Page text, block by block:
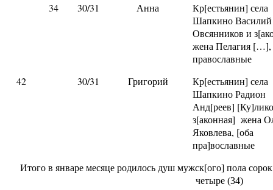
34
30/31 Анна
Кр[естьянин] села
Шапкино
Овсянников и
жена Пелагия […],
православные
42
30/31 Григорий
Кр[естьянин] села
Шапкино Радион
Анд[реев]
з[аконная] жена
Яковлева, [оба
пра]вославные
Итого в январе месяце родилось душ мужск[ого] пола
четыре (34)